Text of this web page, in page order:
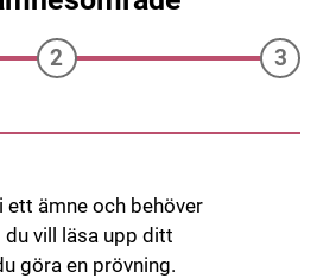
3
2 3
ett ämne och behöver
vill läsa upp ditt
göra en prövning.